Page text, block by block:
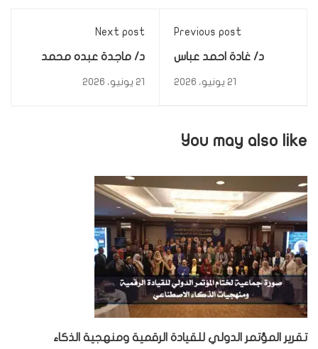
Previous post
د/ غادة احمد عباس
21 يونيو، 2026
Next post
د/ ماجدة عبده محمد
21 يونيو، 2026
You may also like
تقرير المؤتمر الدولي للقيادة الرقمية ومنهجية الذكاء